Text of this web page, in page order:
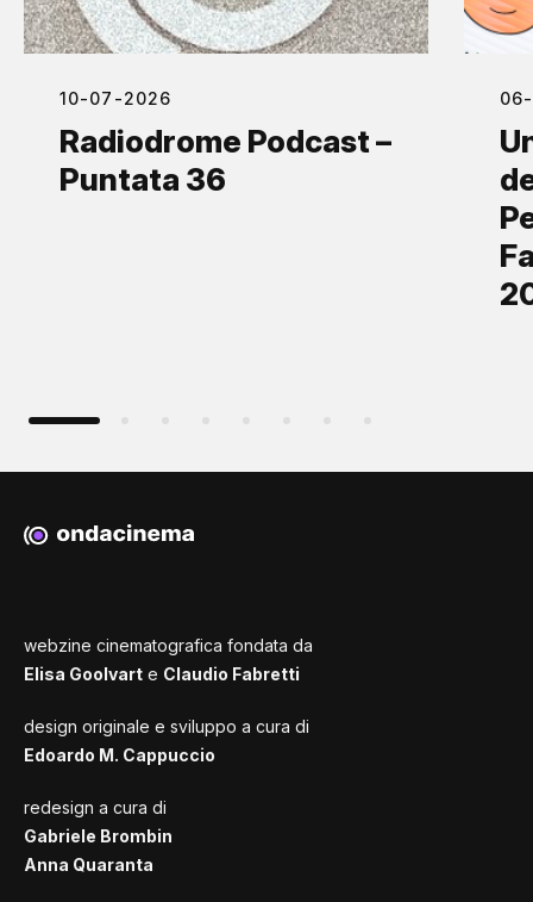
10-07-2026
Radiodrome Podcast –
Puntata 36
webzine cinematografica fondata da
Elisa Goolvart e Claudio Fabretti
design originale e sviluppo a cura di
Edoardo M. Cappuccio
redesign a cura di
Gabriele Brombin
Anna Quaranta